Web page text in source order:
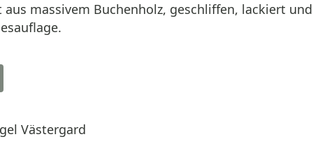
massivem Buchenholz, geschliffen, lackiert
Västergard